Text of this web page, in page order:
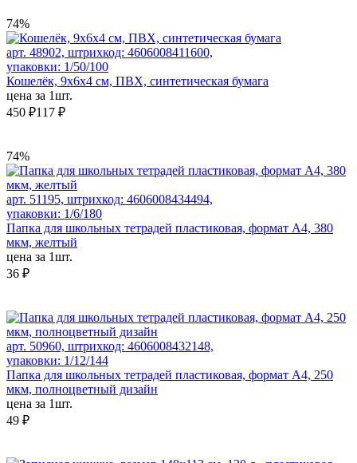
74%
арт. 48902, штрихкод: 4606008411600,
упаковки: 1/50/100
Кошелёк, 9х6х4 см, ПВХ, синтетическая бумага
цена за 1шт.
450 ₽117 ₽
74%
арт. 51195, штрихкод: 4606008434494,
упаковки: 1/6/180
Папка для школьных тетрадей пластиковая, формат А4, 380
мкм, желтый
цена за 1шт.
36 ₽
арт. 50960, штрихкод: 4606008432148,
упаковки: 1/12/144
Папка для школьных тетрадей пластиковая, формат А4, 250
мкм, полноцветный дизайн
цена за 1шт.
49 ₽